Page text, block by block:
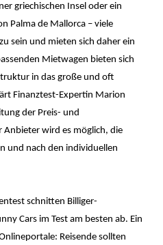
griechischen Insel oder ein
Palma de Mallorca – viele
sein und mieten sich daher ein
Mietwagen bieten sich
in das große und oft
Finanztest-Expertin Marion
der Preis- und
Anbieter wird es möglich, die
und nach den individuellen
schnitten Billiger-
Cars im Test am besten ab. Ein
Reisende sollten